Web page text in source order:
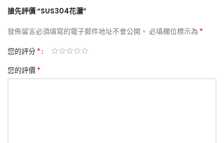
搶先評價 “SUS304花灑”
發佈留言必須填寫的電子郵件地址不會公開。 必填欄位標示為 *
您的評分*
您的評價*